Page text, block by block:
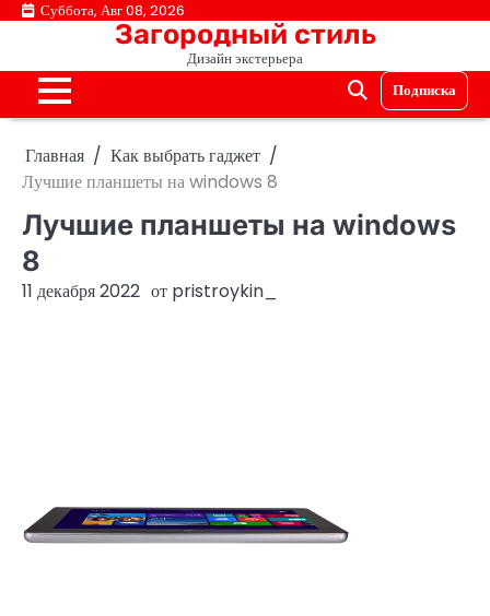
ПерейтиСуббота, Авг 08, 2026
Загородный стиль
Дизайн экстерьера
Подписка
Главная
Как выбрать гаджет
Лучшие планшеты на windows 8
Лучшие планшеты на windows
8
11 декабря 2022 от pristroykin_